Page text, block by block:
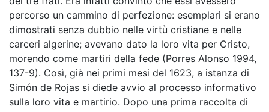
percorso un cammino di perfezione: esemplari si erano
dimostrati senza dubbio nelle virtù cristiane e nelle
carceri algerine; avevano dato la loro vita per Cristo,
morendo come martiri della fede (Porres Alonso 1994,
137-9). Così, già nei primi mesi del 1623, a istanza di
Simón de Rojas si diede avvio al processo informativo
sulla loro vita e martirio. Dopo una prima raccolta di